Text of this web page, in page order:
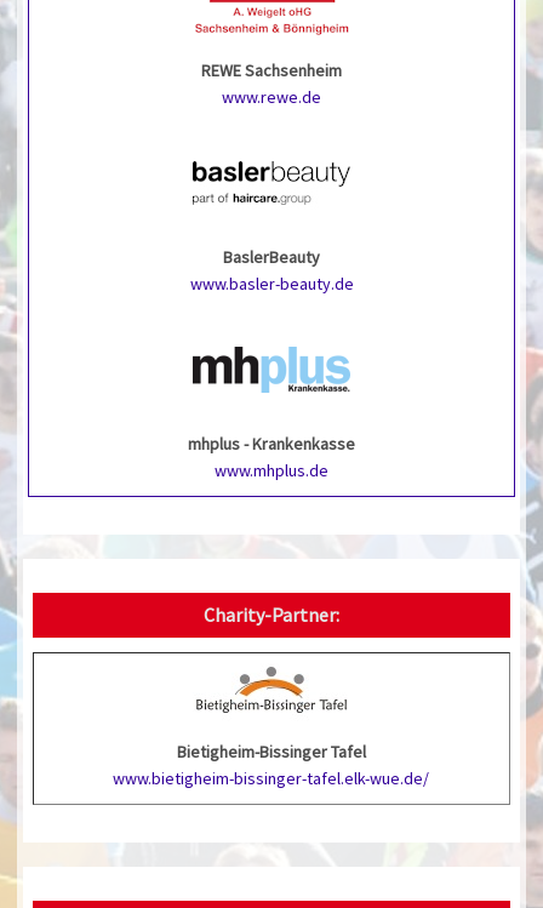
REWE Sachsenheim
www.rewe.de
BaslerBeauty
www.basler-beauty.de
mhplus - Krankenkasse
www.mhplus.de
Charity-Partner:
Bietigheim-Bissinger Tafel
www.bietigheim-bissinger-tafel.elk-wue.de/